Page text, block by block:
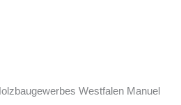
Westfalen Manuel